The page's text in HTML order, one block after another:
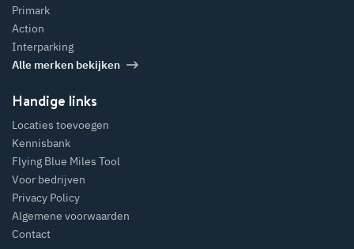
Primark
Action
Interparking
Alle merken bekijken
Handige links
Locaties toevoegen
Kennisbank
Flying Blue Miles Tool
Voor bedrijven
Privacy Policy
Algemene voorwaarden
Contact